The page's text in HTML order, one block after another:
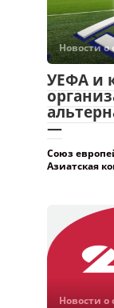
Новости о
УЕФА и
—
Союз
Азиатская
Новости о